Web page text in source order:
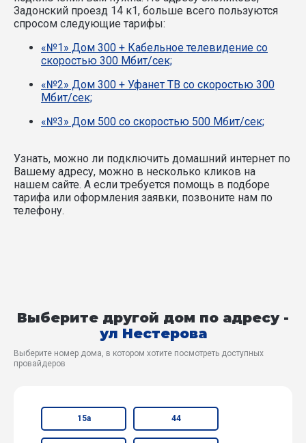
Задонский проезд 14 к1, больше всего пользуются
спросом следующие тарифы:
«№1» Дом 300 + Кабельное телевидение со
скоростью 300 Мбит/сек;
«№2» Дом 300 + Уфанет ТВ со скоростью 300
Мбит/сек;
«№3» Дом 500 со скоростью 500 Мбит/сек;
Узнать, можно ли подключить домашний интернет по
Вашему адресу, можно в несколько кликов на
нашем сайте. А если требуется помощь в подборе
тарифа или оформления заявки, позвоните нам по
телефону.
Выберите другой дом по адресу -
ул Нестерова
Выберите номер дома, в котором хотите посмотреть доступных
провайдеров
15а 44